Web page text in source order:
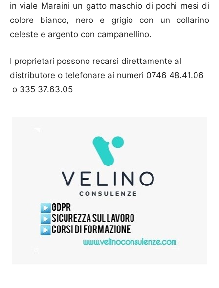
in viale Maraini un gatto maschio di pochi mesi di
colore bianco, nero e grigio con un collarino
celeste e argento con campanellino.
I proprietari possono recarsi direttamente al
distributore o telefonare ai numeri 0746 48.41.06
o 335 37.63.05